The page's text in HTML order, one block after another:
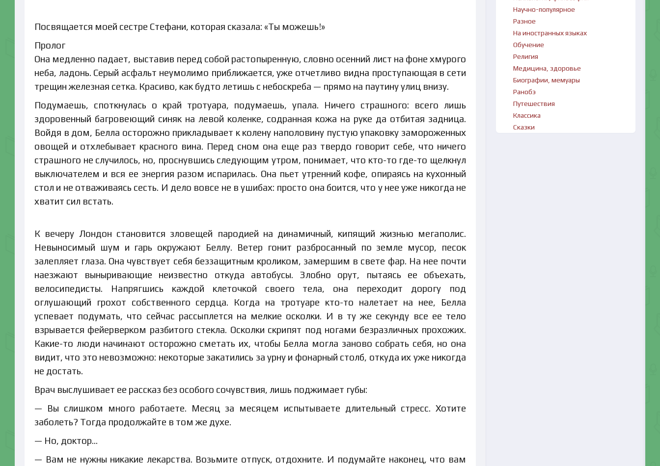
Посвящается моей сестре Стефани, которая сказала: «Ты можешь!»
Пролог
Она медленно падает, выставив перед собой растопыренную, словно осенний лист на фоне хмурого
неба, ладонь. Серый асфальт неумолимо приближается, уже отчетливо видна проступающая в сети
трещин железная сетка. Красиво, как будто летишь с небоскреба — прямо на паутину улиц внизу.
Подумаешь, споткнулась о край тротуара, подумаешь, упала. Ничего страшного: всего лишь
здоровенный багровеющий синяк на левой коленке, содранная кожа на руке да отбитая задница.
Войдя в дом, Белла осторожно прикладывает к колену наполовину пустую упаковку замороженных
овощей и отхлебывает красного вина. Перед сном она еще раз твердо говорит себе, что ничего
страшного не случилось, но, проснувшись следующим утром, понимает, что кто-то где-то щелкнул
выключателем и вся ее энергия разом испарилась. Она пьет утренний кофе, опираясь на кухонный
стол и не отваживаясь сесть. И дело вовсе не в ушибах: просто она боится, что у нее уже никогда не
хватит сил встать.
К вечеру Лондон становится зловещей пародией на динамичный, кипящий жизнью мегаполис.
Невыносимый шум и гарь окружают Беллу. Ветер гонит разбросанный по земле мусор, песок
залепляет глаза. Она чувствует себя беззащитным кроликом, замершим в свете фар. На нее почти
наезжают выныривающие неизвестно откуда автобусы. Злобно орут, пытаясь ее объехать,
велосипедисты. Напрягшись каждой клеточкой своего тела, она переходит дорогу под
оглушающий грохот собственного сердца. Когда на тротуаре кто-то налетает на нее, Белла
успевает подумать, что сейчас рассыплется на мелкие осколки. И в ту же секунду все ее тело
взрывается фейерверком разбитого стекла. Осколки скрипят под ногами безразличных прохожих.
Какие-то люди начинают осторожно сметать их, чтобы Белла могла заново собрать себя, но она
видит, что это невозможно: некоторые закатились за урну и фонарный столб, откуда их уже никогда
не достать.
Врач выслушивает ее рассказ без особого сочувствия, лишь поджимает губы:
— Вы слишком много работаете. Месяц за месяцем испытываете длительный стресс. Хотите
заболеть? Тогда продолжайте в том же духе.
— Но, доктор…
— Вам не нужны никакие лекарства. Возьмите отпуск, отдохните. И подумайте наконец, что вам
Научно-популярное
Разное
На иностранных языках
Обучение
Религия
Медицина, здоровье
Биографии, мемуары
Ранобэ
Путешествия
Классика
Сказки